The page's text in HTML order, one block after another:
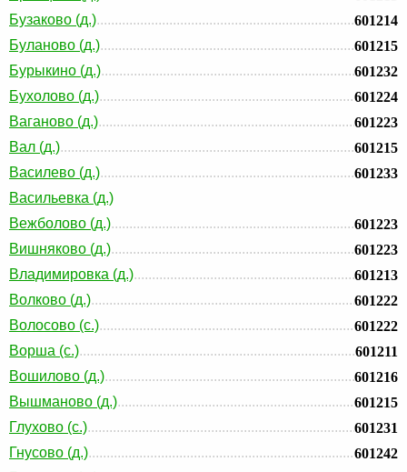
Бузаково (д.)
601214
Буланово (д.)
601215
Бурыкино (д.)
601232
Бухолово (д.)
601224
Ваганово (д.)
601223
Вал (д.)
601215
Василево (д.)
601233
Васильевка (д.)
Вежболово (д.)
601223
Вишняково (д.)
601223
Владимировка (д.)
601213
Волково (д.)
601222
Волосово (с.)
601222
Ворша (с.)
601211
Вошилово (д.)
601216
Вышманово (д.)
601215
Глухово (с.)
601231
Гнусово (д.)
601242